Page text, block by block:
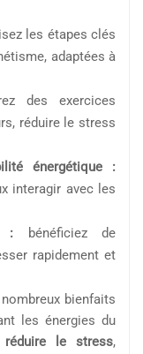
les étapes clés
adaptées à
des exercices
réduire le stress
énergétique :
interagir avec les
: bénéficiez de
rapidement et
bienfaits
les énergies du
réduire le stress,